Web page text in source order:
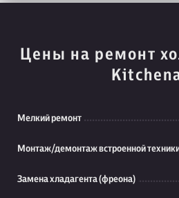
Цены на ремонт
Мелкий ремонт
Монтаж/демонтаж встроенной
Замена хладагента (фреона)